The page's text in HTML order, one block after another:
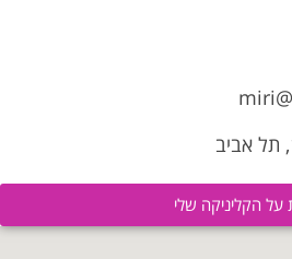
על הקליניקה שלי